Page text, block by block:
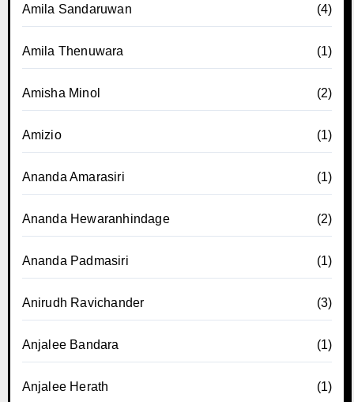
Amila Sandaruwan (4)
Amila Thenuwara (1)
Amisha Minol (2)
Amizio (1)
Ananda Amarasiri (1)
Ananda Hewaranhindage (2)
Ananda Padmasiri (1)
Anirudh Ravichander (3)
Anjalee Bandara (1)
Anjalee Herath (1)